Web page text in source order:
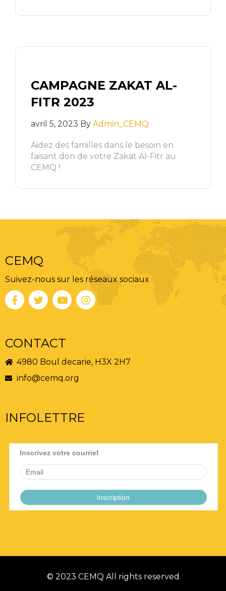
CAMPAGNE ZAKAT AL-
FITR 2023
avril 5, 2023 By Admin_CEMQ
Aidez des familles dans le besoin en
faisant don de votre Zakat Al-Fitr au
CEMQ !
CEMQ
Suivez-nous sur les réseaux sociaux
CONTACT
4980 Boul decarie, H3X 2H7
info@cemq.org
INFOLETTRE
© 2023 CEMQ All rights reserved